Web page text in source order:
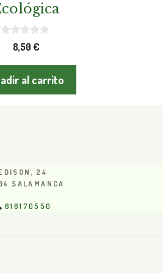
8,50 €
al carrito
24
SALAMANCA
616170550